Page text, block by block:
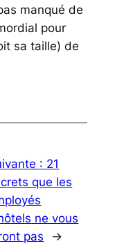
manqué de
pour
sa taille) de
: 21
que les
ne vous
pas
→